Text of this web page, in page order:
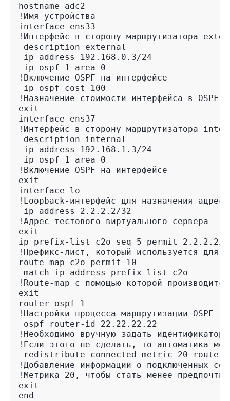
hostname adc2
!Имя устройства
interface ens33
!Интерфейс в сторону маршрутизатора
description external
ip address 192.168.0.3/24
ip ospf 1 area 0
!Включение OSPF на интерфейсе
ip ospf cost 100
!Назначение стоимости интерфейса в OSPF
exit
interface ens37
!Интерфейс в сторону маршрутизатора
description internal
ip address 192.168.1.3/24
ip ospf 1 area 0
!Включение OSPF на интерфейсе
exit
interface lo
!Loopback-интерфейс для назначения
ip address 2.2.2.2/32
!Адрес тестового виртуального сервера
exit
ip prefix-list c2o seq 5 permit 2.2.2.2/
!Префикс-лист, который используется для
route-map c2o permit 10
match ip address prefix-list c2o
!Route-map с помощью которой
exit
router ospf 1
!Настройки процесса маршрутизации OSPF
ospf router-id 22.22.22.22
!Необходимо вручную задать идентификатор
!Если этого не сделать, то автоматика
redistribute connected metric 20 route-
!Добавление информации о подключенных
!Метрика 20, чтобы стать менее
exit
end